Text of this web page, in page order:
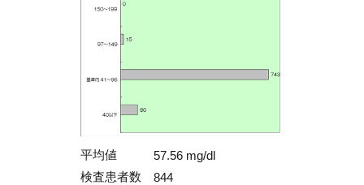
平均値
57.56 mg/dl
検査患者数
844